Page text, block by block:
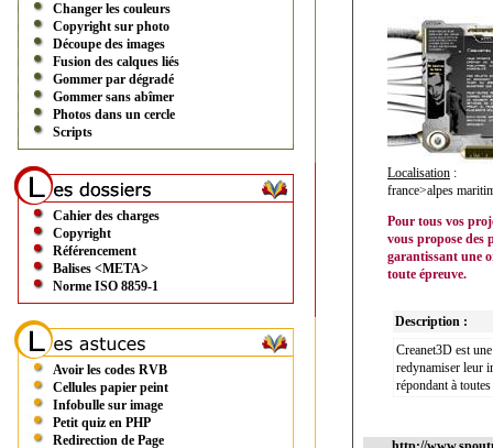
Changer les couleurs
Copyright sur photo
Découpe des images
Fusion des calques liés
Gommer par dégradé
Gommer sans abîmer
Photos dans un cercle
Scripts
Cahier des charges
Copyright
Référencement
Balises <META>
Norme ISO 8859-1
Avoir les codes RVB
Cellules papier peint
Infobulle sur image
Petit quiz en PHP
Redirection de Page
Localisation :
france>alpes
Pour tous vos
vous propose des
garantissant une
toute épreuve.
Description :
Creanet3D est
redynamiser leur
répondant à